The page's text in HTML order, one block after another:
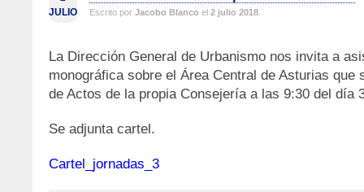
JULIO
Escrito por Jacobo Blanco el 2 julio 2018
La Dirección General de Urbanismo nos invita a
monográfica sobre el Área Central de Asturias que
de Actos de la propia Consejería a las 9:30 del día
Se adjunta cartel.
Cartel_jornadas_3